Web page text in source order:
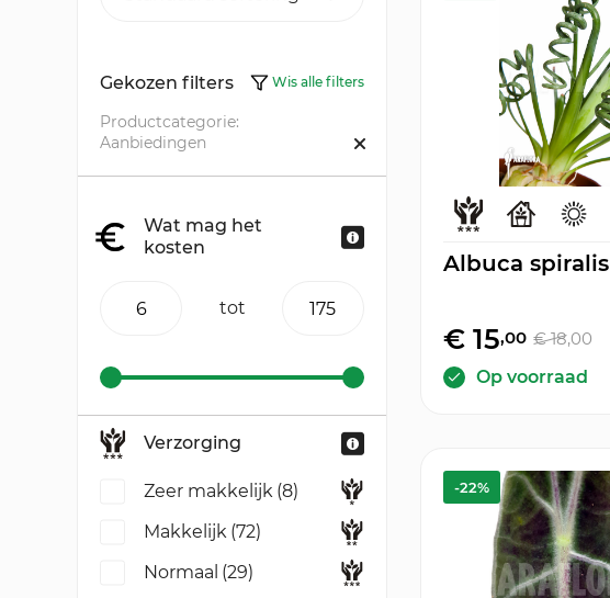
Gekozen filters Wis alle filters
Productcategorie:
aanbiedingen
Wat mag het
kosten
tot
Verzorging
Zeer makkelijk (8)
Makkelijk (72)
Normaal (29)
Albuca spiralis
€ 15,00 € 18,00
Op voorraad
-22%